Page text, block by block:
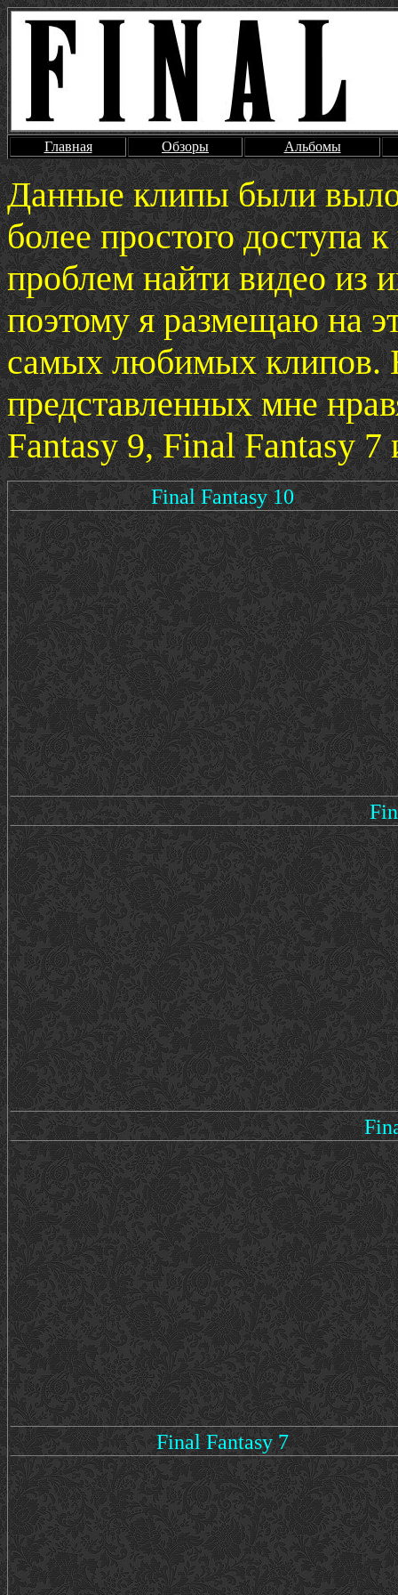
Главная Обзоры Альбомы
Данные клипы были
более простого доступа
проблем найти видео из
поэтому я размещаю на
самых любимых клипов.
представленных мне
Fantasy 9, Final Fantasy 7
Final Fantasy 10
Final Fantasy 7